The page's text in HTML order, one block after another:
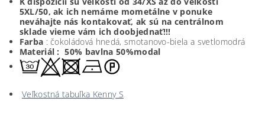
5XL/50, ak ich nemáme mometálne v ponuke
neváhajte nás kontakovať, ak sú na centrálnom
sklade vieme vám ich doobjednať!!!
Farba : čokoládová hnedá, smotanovo-biela a svetlomodrá
Materiál : 50% bavlna 50%modal
Veľkostná tabuľka Kenny S